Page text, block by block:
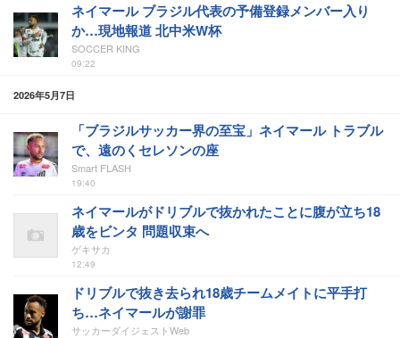
ネイマール ブラジル代表の予備登録メンバー入り
か…現地報道 北中米W杯
SOCCER KING
09:22
2026年5月7日
「ブラジルサッカー界の至宝」ネイマール トラブル
で、遠のくセレソンの座
Smart FLASH
19:40
ネイマールがドリブルで抜かれたことに腹が立ち18
歳をビンタ 問題収束へ
ゲキサカ
12:49
ドリブルで抜き去られ18歳チームメイトに平手打
ち…ネイマールが謝罪
サッカーダイジェストWeb